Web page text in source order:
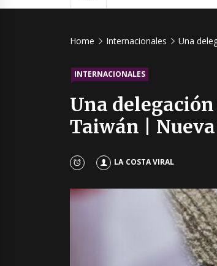
Home Internacionales Una
INTERNACIONALES
Una
Taiwán |
LA COSTA VIRAL